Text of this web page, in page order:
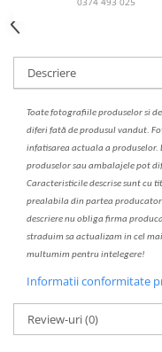
Descriere
Toate fotografiile produselorsi
diferi fată de produsul vandut.
infatisarea actuala a produselor.
produselor sau ambalajele pot
Caracteristicile descrise sunt cu
prealabila din partea produca
descriere nu obliga firma
straduim sa actualizam in cel
multumim pentru intelegere!
Informatii conformitate
Review-uri(0)